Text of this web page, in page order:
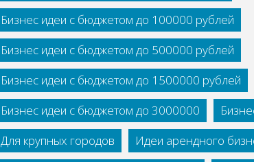
Бизнес идеи с бюджетом до 100000 рублей
Бизнес идеи с бюджетом до 500000 рублей
Бизнес идеи с бюджетом до 1500000 рублей
Бизнес идеи с бюджетом до 3000000
Для крупных городов
Идеи арендного